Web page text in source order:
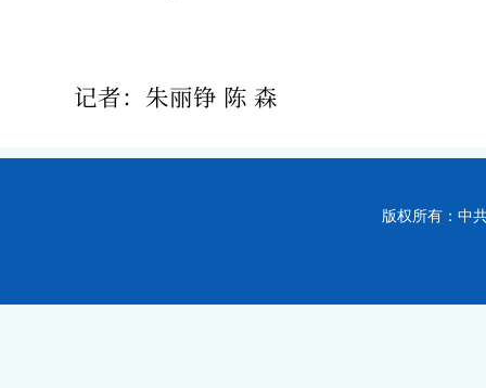
记者：朱丽铮 陈 森
版权所有：中